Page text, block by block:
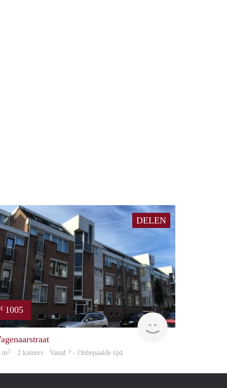
DELEN
€ 1005
finder
m2 · 2 kamers · Vanaf ? - Onbepaalde tijd